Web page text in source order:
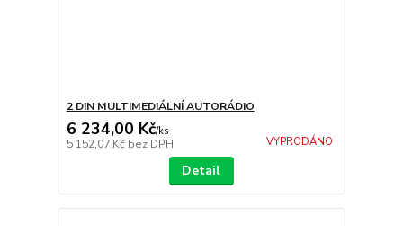
2 DIN MULTIMEDIÁLNÍ AUTORÁDIO
6 234,00 Kč/ks
5 152,07 Kč bez DPH VYPRODÁNO
Detail